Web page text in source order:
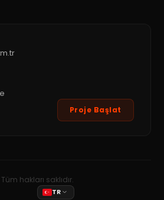
Proje Başlat
hakları saklıdır.
TR